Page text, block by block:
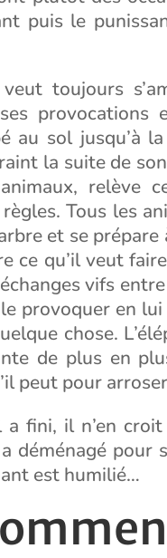
puis le
toujours
provocations
au sol jusqu’à
la suite de
relève
Tous les
et se
ce qu’il veut
vifs
provoquer en lui
chose.
de plus en
peut pour
fini, il n’en
déménagé pour
est humilié…